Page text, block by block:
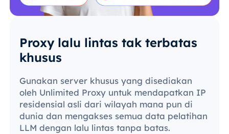
Proxy lalu lintas tak terbatas
khusus
Gunakan server khusus yang disediakan
oleh Unlimited Proxy untuk mendapatkan IP
residensial asli dari wilayah mana pun di
dunia dan mengakses semua data pelatihan
LLM dengan lalu lintas tanpa batas.